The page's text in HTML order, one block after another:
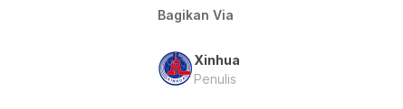
Bagikan Via
Xinhua
Penulis